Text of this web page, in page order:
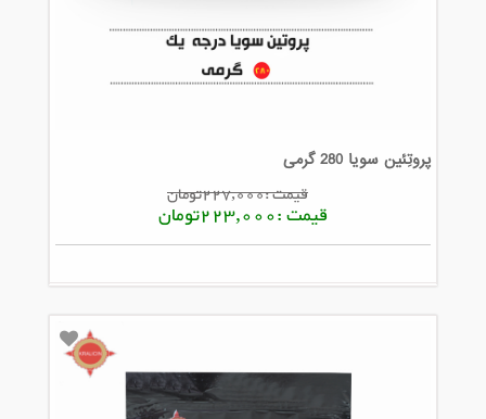
پروتِئین سویا 280 گرمی
قیمت :227,000تومان
قیمت :223,000تومان